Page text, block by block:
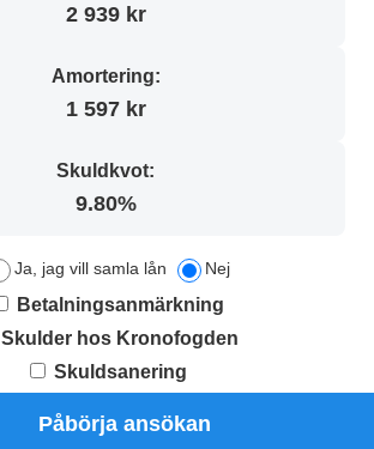
2 939 kr
Amortering:
1 597 kr
Skuldkvot:
9.80%
Ja, jag vill samla lån Nej
Betalningsanmärkning
Skulder hos Kronofogden
Skuldsanering
Påbörja ansökan